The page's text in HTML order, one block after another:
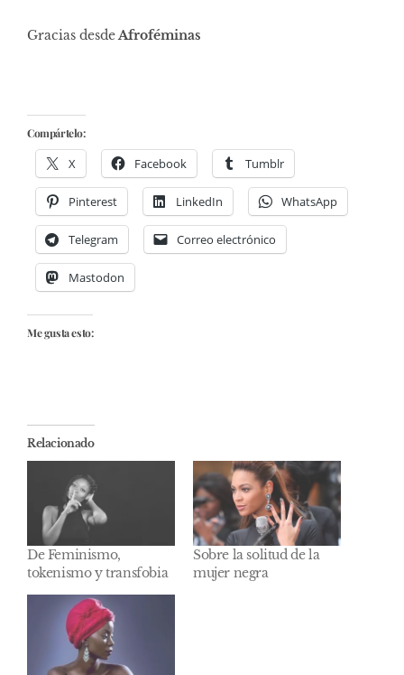
Gracias desdeAfroféminas
Compártelo:
X Facebook Tumblr
Pinterest LinkedIn WhatsApp
Telegram Correo electrónico
Mastodon
Me gusta esto:
Relacionado
De Feminismo,
tokenismo y transfobia
Sobre la solitud de la
mujer negra